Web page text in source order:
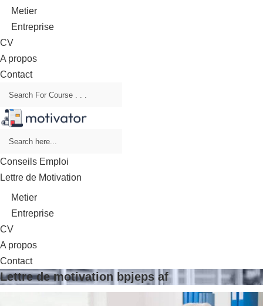
Metier
Entreprise
CV
A propos
Contact
Conseils Emploi
Lettre de Motivation
Metier
Entreprise
CV
A propos
Contact
Lettre de motivation bpjeps af